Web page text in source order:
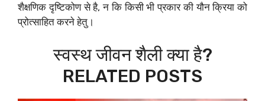
शैक्षणिक दृष्टिकोण से है, न कि किसी भी प्रकार की यौन क्रिया को
प्रोत्साहित करने हेतु।
स्वस्थ जीवन शैली क्या है?
RELATED POSTS